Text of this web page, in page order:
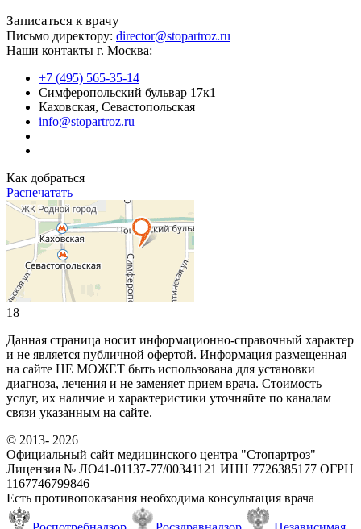
Записаться к врачу
Письмо директору: director@stopartroz.ru
Наши контакты г. Москва:
+7 (495) 565-35-14
Симферопольский бульвар 17к1
Каховская, Севастопольская
info@stopartroz.ru
Как добраться
Распечатать
18
Данная страница носит информационно-справочный характер
и не является публичной офертой. Информация размещенная
на сайте НЕ МОЖЕТ быть использована для установки
диагноза, лечения и не заменяет прием врача. Стоимость
услуг, их наличие и характеристики уточняйте по каналам
связи указанным на сайте.
© 2013- 2026
Официальный сайт медицинского центра "Стопартроз"
Лицензия № ЛО41-01137-77/00341121 ИНН 7726385177 ОГРН
1167746799846
Есть противопоказания необходима консультация врача